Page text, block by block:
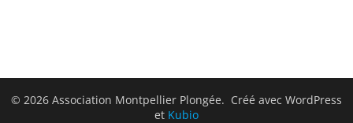
© 2026 Association Montpellier Plongée. Créé avec WordPress
et Kubio